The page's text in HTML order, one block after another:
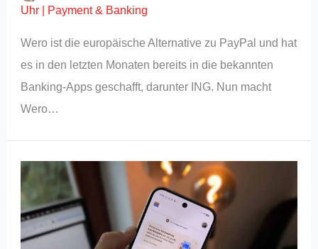
Uhr
Payment & Banking
Wero ist die europäische Alternative zu PayPal und hat
es in den letzten Monaten bereits in die bekannten
Banking-Apps geschafft, darunter ING. Nun macht
Wero…